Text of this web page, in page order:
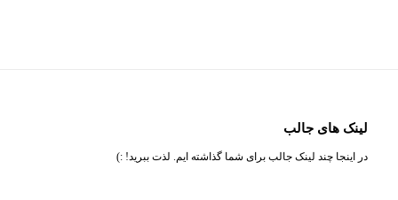
لینک های جالب
در اینجا چند لینک جالب برای شما گذاشته ایم. لذت ببرید! :)